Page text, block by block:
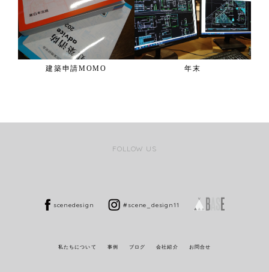
建築申請MOMO 年末
FOLLOW US
scenedesign #scene_design11
私たちについて 事例 ブログ 会社紹介 お問合せ